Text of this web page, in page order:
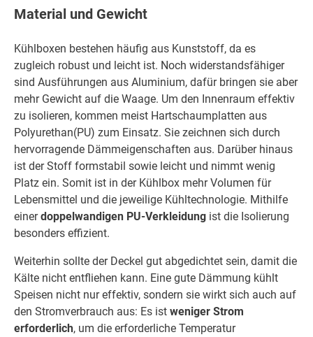
Material und Gewicht
Kühlboxen bestehen häufig aus Kunststoff, da es
zugleich robust und leicht ist. Noch widerstandsfähiger
sind Ausführungen aus Aluminium, dafür bringen sie aber
mehr Gewicht auf die Waage. Um den Innenraum effektiv
zu isolieren, kommen meist Hartschaumplatten aus
Polyurethan(PU) zum Einsatz. Sie zeichnen sich durch
hervorragende Dämmeigenschaften aus. Darüber hinaus
ist der Stoff formstabil sowie leicht und nimmt wenig
Platz ein. Somit ist in der Kühlbox mehr Volumen für
Lebensmittel und die jeweilige Kühltechnologie. Mithilfe
einerdoppelwandigen PU-Verkleidung ist die Isolierung
besonders effizient.
Weiterhin sollte der Deckel gut abgedichtet sein, damit die
Kälte nicht entfliehen kann. Eine gute Dämmung kühlt
Speisen nicht nur effektiv, sondern sie wirkt sich auch auf
den Stromverbrauch aus: Es ist weniger Strom
erforderlich, um die erforderliche Temperatur